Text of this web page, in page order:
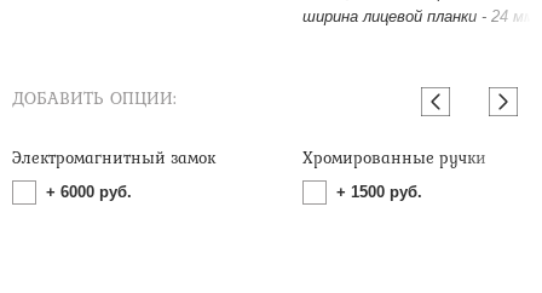
ширина лицевой планки - 24 мм.
ДОБАВИТЬ ОПЦИИ:
Электромагнитный замок
+ 6000 руб.
Хромированные ручки
+ 1500 руб.